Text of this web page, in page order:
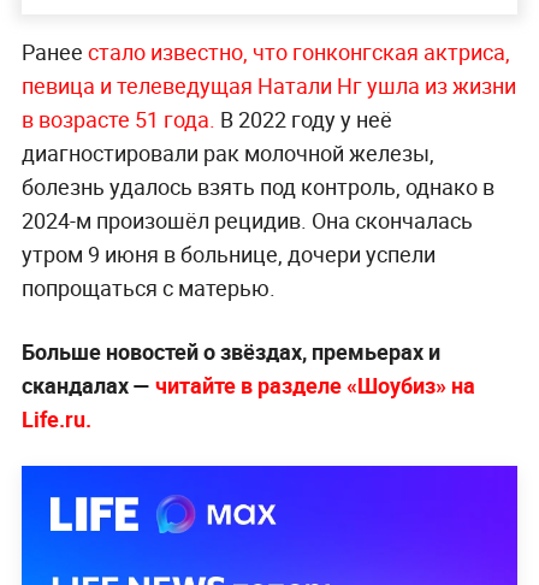
Ранее стало известно, что гонконгская актриса,
певица и телеведущая Натали Нг ушла из жизни
в возрасте 51 года. В 2022 году у неё
диагностировали рак молочной железы,
болезнь удалось взять под контроль, однако в
2024-м произошёл рецидив. Она скончалась
утром 9 июня в больнице, дочери успели
попрощаться с матерью.
Больше новостей о звёздах, премьерах и
скандалах — читайте в разделе «Шоубиз» на
Life.ru.